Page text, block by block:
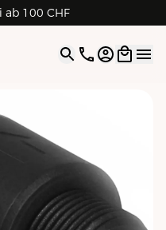
ab 100 CHF
Google
Open